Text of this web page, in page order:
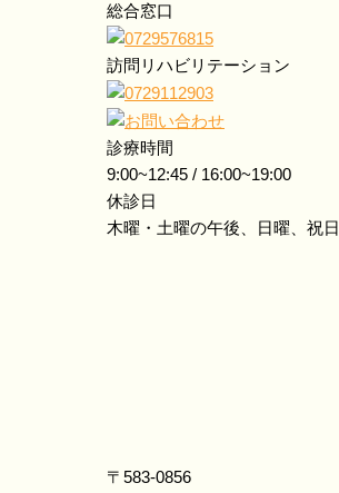
総合窓口
訪問リハビリテーション
診療時間
9:00~12:45 / 16:00~19:00
休診日
木曜・土曜の午後、日曜、祝日
〒583-0856